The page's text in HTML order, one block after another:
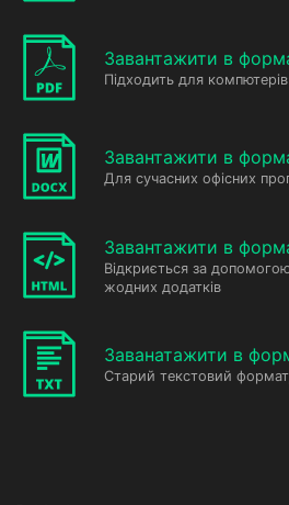
Завантажити в
Підходить для
Завантажити в
Для сучасних офісних
Завантажити в
Відкриється за
жодних додатків
Заванатажити в
Старий текстовий